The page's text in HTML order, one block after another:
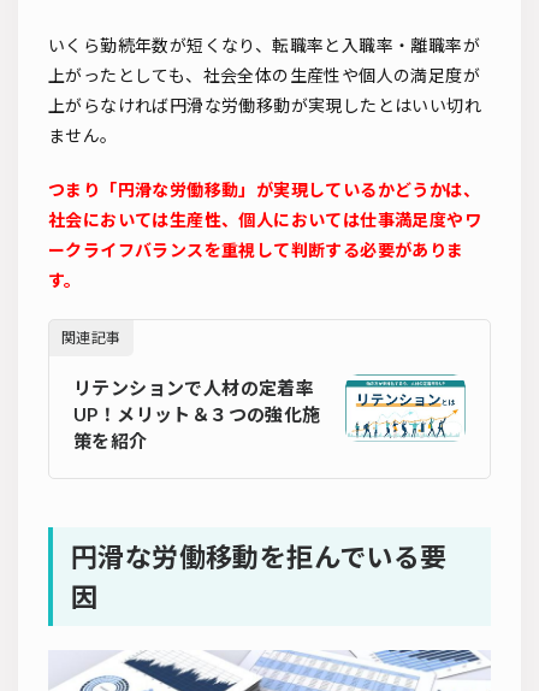
いくら勤続年数が短くなり、転職率と入職率・離職率が
上がったとしても、社会全体の生産性や個人の満足度が
上がらなければ円滑な労働移動が実現したとはいい切れ
ません。
つまり「円滑な労働移動」が実現しているかどうかは、
社会においては生産性、個人においては仕事満足度やワ
ークライフバランスを重視して判断する必要がありま
す。
関連記事
リテンションで人材の定着率
UP！メリット＆３つの強化施
策を紹介
円滑な労働移動を拒んでいる要
因